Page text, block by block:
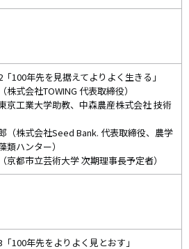
100年先を見据えてよりよく生きる」
式会社TOWING 代表取締役）
京工業大学助教、中森農産株式会社 技術
（株式会社Seed Bank. 代表取締役、農学
類ハンター）
京都市立芸術大学 次期理事長予定者）
100年先をよりよく見とおす」